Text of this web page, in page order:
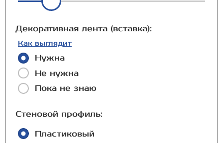
Декоративная лента (вставка):
Как выглядит
Нужна
Не нужна
Пока не знаю
Стеновой профиль:
Пластиковый